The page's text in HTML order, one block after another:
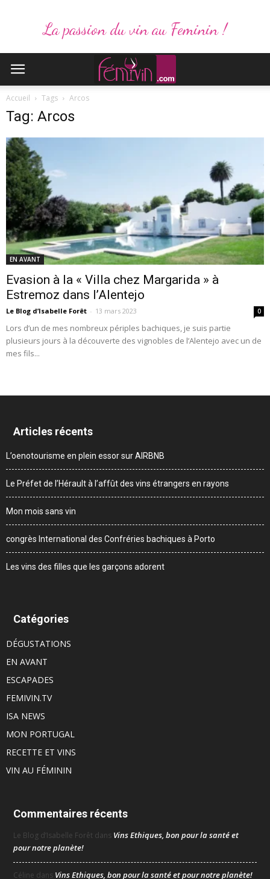
La passion du vin au Feminin !
Accueil Tags Arcos
Tag: Arcos
EN AVANT
Evasion à la « Villa chez Margarida » à
Estremoz dans l’Alentejo
Le Blog d’Isabelle Forêt - 13 mars 2023 0
Lors d’un de mes nombreux périples bachiques, je suis partie
plusieurs jours à la découverte des vignobles de l’Alentejo avec un de
mes fils...
Articles récents
L’oenotourisme en plein essor sur AIRBNB
Le Préfet de l’Hérault à l’affût des vins étrangers en rayons
Mon mois sans vin
congrès International des Confréries bachiques à Porto
Les vins des filles que les garçons adorent
Catégories
DÉGUSTATIONS
EN AVANT
ESCAPADES
FEMIVIN.TV
ISA NEWS
MON PORTUGAL
RECETTE ET VINS
VIN AU FÉMININ
Commentaires récents
Le Blog d’Isabelle Forêt dans Vins Ethiques, bon pour la santé et
pour notre planète!
Céline dans Vins Ethiques, bon pour la santé et pour notre planète!